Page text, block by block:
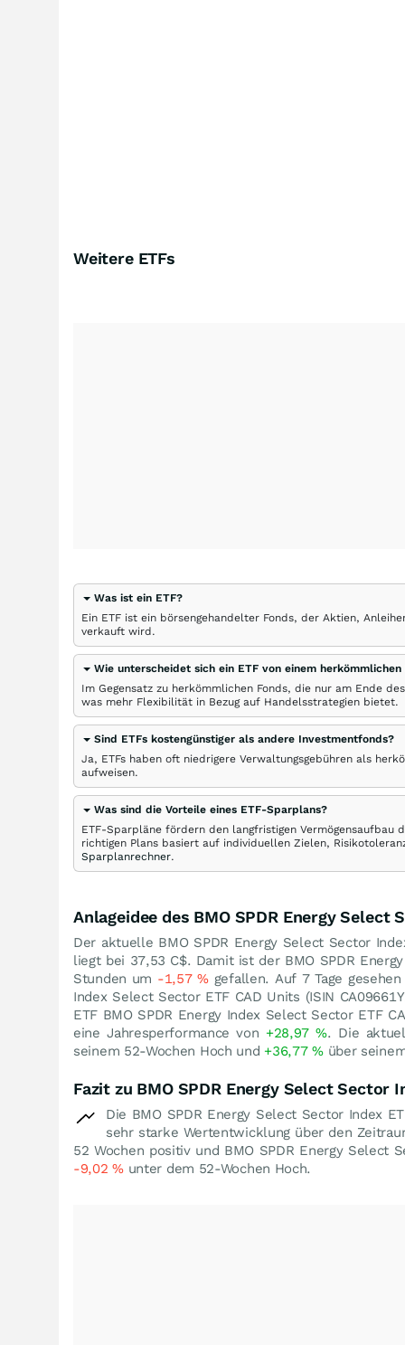
Weitere ETFs
Was ist ein ETF?
Ein ETF ist ein börsengehandelter Fonds, der Aktien,
verkauft wird.
Wie unterscheidet sich ein ETF von einem herkömmlichen
Im Gegensatz zu herkömmlichen Fonds, die nur am Ende
was mehr Flexibilität in Bezug auf Handelsstrategien bietet.
Sind ETFs kostengünstiger als andere Investmentfonds?
Ja, ETFs haben oft niedrigere Verwaltungsgebühren als
aufweisen.
Was sind die Vorteile eines ETF-Sparplans?
ETF-Sparpläne fördern den langfristigen Vermögensaufbau
richtigen Plans basiert auf individuellen Zielen,
Sparplanrechner.
Anlageidee des BMO SPDR Energy Select
Der aktuelle BMO SPDR Energy Select Sector
liegt bei 37,53 C$. Damit ist der BMO SPDR
Stunden um -1,57%gefallen. Auf 7 Tage gesehen
Index Select Sector ETF CAD Units (ISIN
ETF BMO SPDR Energy Index Select Sector ETF
eine Jahresperformance von +28,97%. Die
seinem 52-Wochen Hoch und +36,77%über
Fazit zu BMO SPDR Energy Select Sector
Die BMO SPDR Energy Select Sector Index
sehr starke Wertentwicklung über den
52 Wochen positiv und BMO SPDR Energy Select
-9,02%unter dem 52-Wochen Hoch.